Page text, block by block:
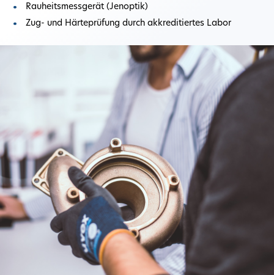
Rauheitsmessgerät (Jenoptik)
Zug- und Härteprüfung durch akkreditiertes Labor